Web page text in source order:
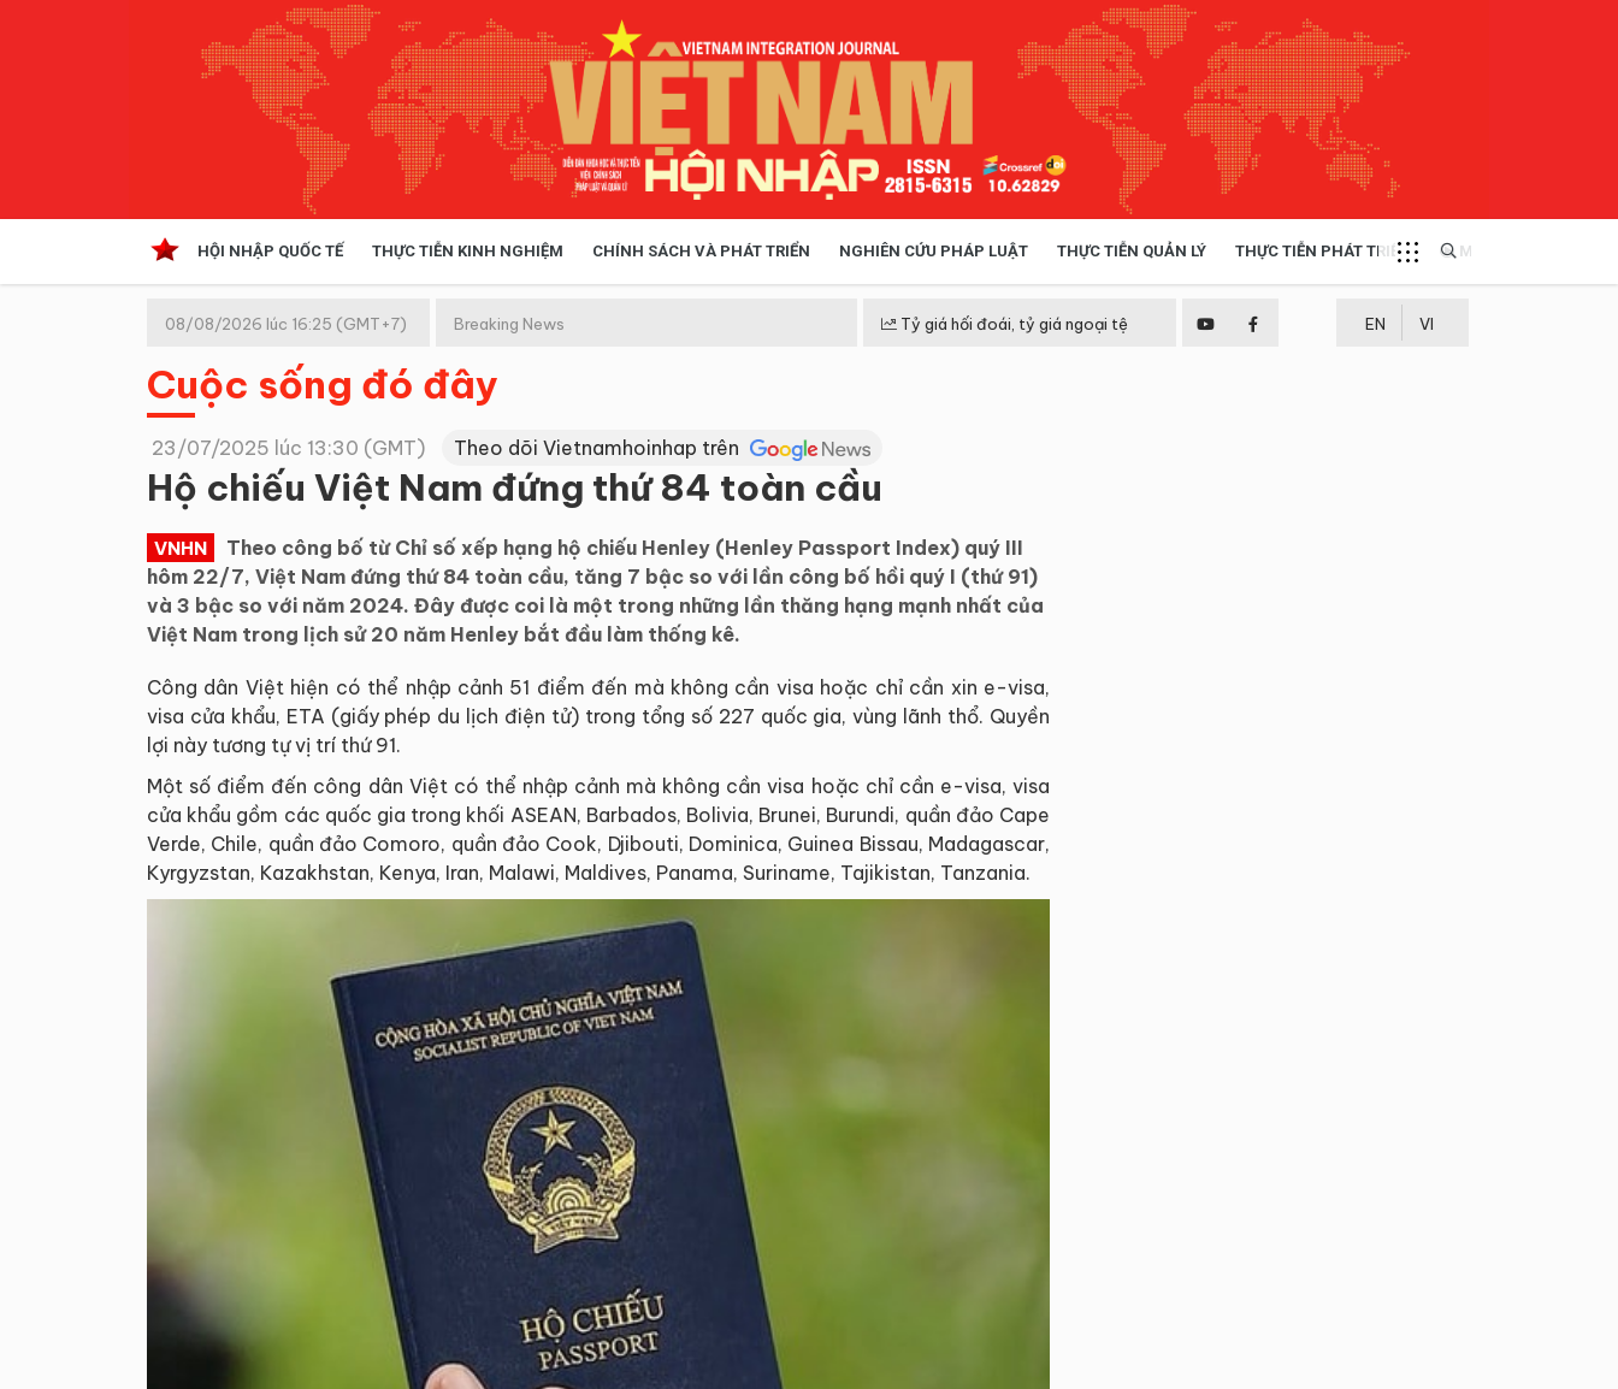
HỘI NHẬP QUỐC TẾ THỰC TIỄN KINH NGHIỆM CHÍNH SÁCH VÀ PHÁT TRIỂN NGHIÊN CỨU PHÁP LUẬT THỰC TIỄN QUẢN LÝ THỰC TIỄN PHÁT TRIỂN MULTIMEDIA
Kinh tế hội nhập
Doanh nghiệp
08/08/2026 lúc 16:25 (GMT+7) Breaking News Tỷ giá hối đoái, tỷ giá ngoại tệ EN VI
Cuộc sống đó đây
23/07/2025 lúc 13:30 (GMT) Theo dõi Vietnamhoinhap trên
Hộ chiếu Việt Nam đứng thứ 84 toàn cầu
VNHN
Theo công bố từ Chỉ số xếp hạng hộ chiếu Henley (Henley Passport Index) quý III
hôm 22/7, Việt Nam đứng thứ 84 toàn cầu, tăng 7 bậc so với lần công bố hồi quý I (thứ 91)
và 3 bậc so với năm 2024. Đây được coi là một trong những lần thăng hạng mạnh nhất của
Việt Nam trong lịch sử 20 năm Henley bắt đầu làm thống kê.
Công dân Việt hiện có thể nhập cảnh 51 điểm đến mà không cần visa hoặc chỉ cần xin e-visa,
visa cửa khẩu, ETA (giấy phép du lịch điện tử) trong tổng số 227 quốc gia, vùng lãnh thổ. Quyền
lợi này tương tự vị trí thứ 91.
Một số điểm đến công dân Việt có thể nhập cảnh mà không cần visa hoặc chỉ cần e-visa, visa
cửa khẩu gồm các quốc gia trong khối ASEAN, Barbados, Bolivia, Brunei, Burundi, quần đảo Cape
Verde, Chile, quần đảo Comoro, quần đảo Cook, Djibouti, Dominica, Guinea Bissau, Madagascar,
Kyrgyzstan, Kazakhstan, Kenya, Iran, Malawi, Maldives, Panama, Suriname, Tajikistan, Tanzania.